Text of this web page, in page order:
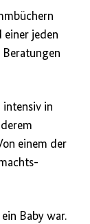
einer jeden
Beratungen
intensiv in
einem der
Baby war.